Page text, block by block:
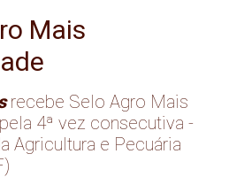
Mais
recebe Selo Agro Mais
4ª vez consecutiva -
Agricultura e Pecuária